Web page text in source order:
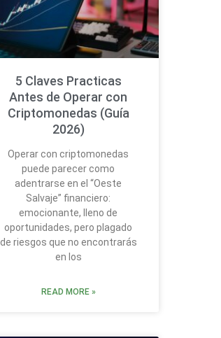
5 Claves Practicas
Antes de Operar con
Criptomonedas (Guía
2026)
Operar con criptomonedas
puede parecer como
adentrarse en el “Oeste
Salvaje” financiero:
emocionante, lleno de
oportunidades, pero plagado
de riesgos que no encontrarás
en los
READ MORE »